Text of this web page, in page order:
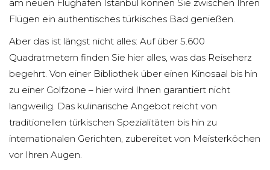
am neuen Flughafen Istanbul können Sie zwischen Ihren
Flügen ein authentisches türkisches Bad genießen.
Aber das ist längst nicht alles: Auf über 5.600
Quadratmetern finden Sie hier alles, was das Reiseherz
begehrt. Von einer Bibliothek über einen Kinosaal bis hin
zu einer Golfzone – hier wird Ihnen garantiert nicht
langweilig. Das kulinarische Angebot reicht von
traditionellen türkischen Spezialitäten bis hin zu
internationalen Gerichten, zubereitet von Meisterköchen
vor Ihren Augen.